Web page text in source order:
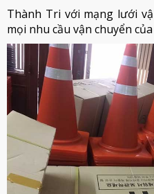
Thành Tri với mạng lưới
mọi nhu cầu vận chuyển